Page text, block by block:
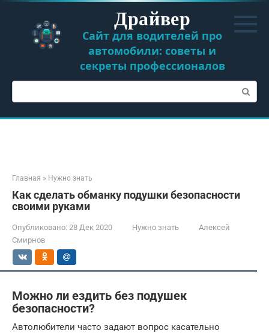
Перейти
контенту
Драйвер
Сайт для водителей про
автомобили: советы и
секреты профессионалов
Поиск:
Главная » Нужно знать
Как сделать обманку подушки безопасности
своими руками
Опубликовано: 28 Дек 2020 Нужно знать
Алексей
Смирнов
Можно ли ездить без подушек
безопасности?
Автолюбители часто задают вопрос касательно